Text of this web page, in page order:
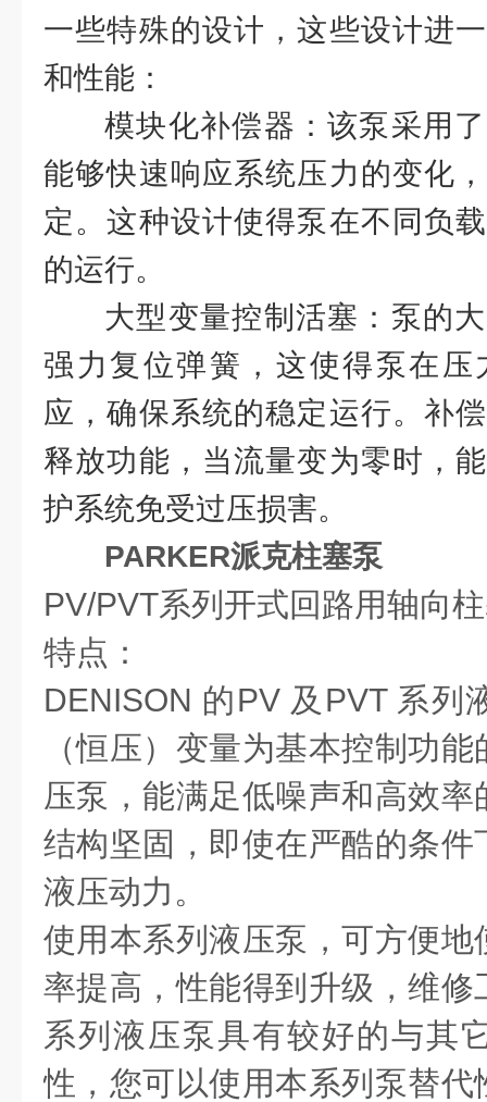
一些特殊的设计，这些设计进
和性能：
模块化补偿器：该泵采用
能够快速响应系统压力的变化
定。这种设计使得泵在不同负
的运行。
大型变量控制活塞：泵的
强力复位弹簧，这使得泵在压
应，确保系统的稳定运行。补
释放功能，当流量变为零时，
护系统免受过压损害。
PARKER派克柱塞泵
PV/PVT系列开式回路用轴向
特点：
DENISON 的PV 及PVT 系列
（恒压）变量为基本控制功
压泵，能满足低噪声和高效
结构坚固，即使在严酷的条
液压动力。
使用本系列液压泵，可方便
率提高，性能得到升级，维
系列液压泵具有较好的与其
性，您可以使用本系列泵替